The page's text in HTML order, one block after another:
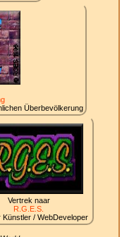
Überbevölkerung
Vertrek naar
R.G.E.S.
Künstler / WebDeveloper